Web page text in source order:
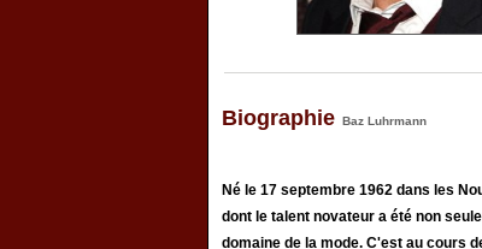
Biographie Baz Luhrmann
Né le 17 septembre 1962 dans les
dont le talent novateur a été non
domaine de la mode. C'est au cours